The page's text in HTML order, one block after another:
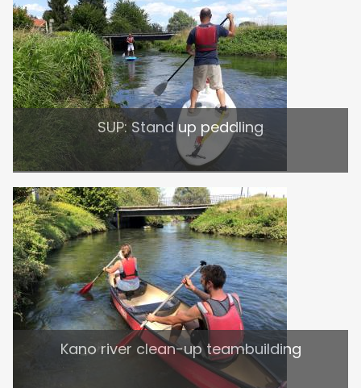
SUP: Stand up peddling
Kano river clean-up teambuilding